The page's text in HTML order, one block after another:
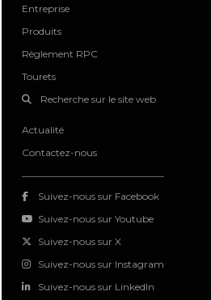
Entreprise
Produits
Règlement RPC
Tourets
Recherche sur le site web
Actualité
Contactez-nous
Suivez-nous sur Facebook
Suivez-nous sur Youtube
Suivez-nous sur X
Suivez-nous sur Instagram
Suivez-nous sur LinkedIn